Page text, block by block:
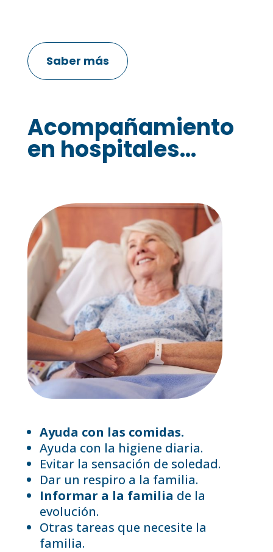
Saber más
Acompañamiento
en hospitales...
Ayuda con las comidas.
Ayuda con la higiene diaria.
Evitar la sensación de soledad.
Dar un respiro a la familia.
Informar a la familia de la
evolución.
Otras tareas que necesite la
familia.